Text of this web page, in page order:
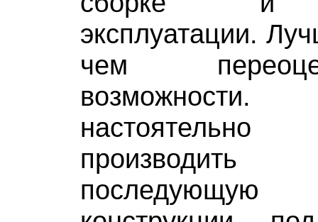
эксплуатации.
чем
настоятельно